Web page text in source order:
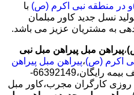
در منطقه نبی اکرم (ص) با
و تولید نسل جدید کاور مبلمان
دهی به مشتریان عزیز می باشد.
،پیراهن مبل پیراهن مبل نبی
اکرم (ص)،پیراهن مبل پیراهن
30 در صد تخفیف بیمه رایگان،66392149-
روزی کارگران مجرب،کاور مبل